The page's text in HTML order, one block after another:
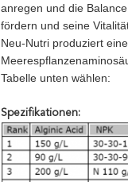
anregen und die
fördern und seine
Neu-Nutri produziert
Tabelle unten wählen:
Spezifikationen: